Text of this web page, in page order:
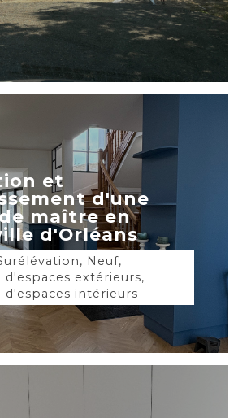
et
d'une
maître en
d'Orléans
Neuf,
d'espaces extérieurs,
d'espaces intérieurs